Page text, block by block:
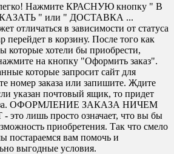
легко! Нажмите КРАСНУЮ кнопку " В
" или " ДОСТАВКА ...
отличаться в зависимости от статуса
перейдет в корзину. После того как
которые хотели бы приобрести,
на кнопку "Оформить заказ".
которые запросит сайт для
номер заказа или запишите. Ждите
указан почтовый ящик, то придет
ОФОРМЛЕНИЕ ЗАКАЗА НИЧЕМ
лишь просто означает, что вы бы
приобретения. Так что смело
постараемся вам помочь и
выгодные условия.